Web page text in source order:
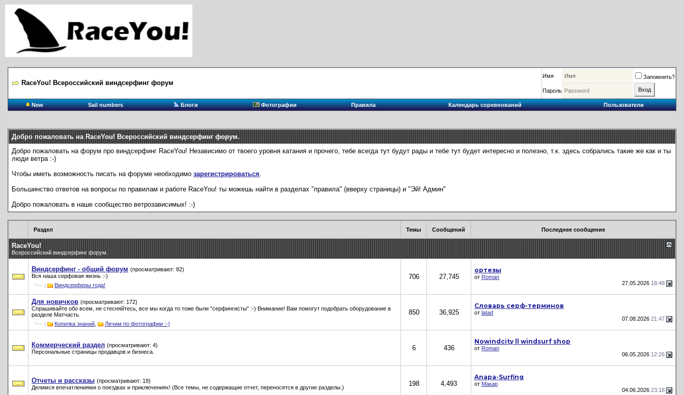
RaceYou! Всероссийский виндсерфинг форум
Имя Запомнить?
Пароль
New Sail numbers Блоги Фотографии Правила Календарь соревнований Пользователи
Добро пожаловать на RaceYou! Всероссийский виндсерфинг форум.
Добро пожаловать на форум про виндсерфинг RaceYou! Независимо от твоего уровня катания и прочего, тебе всегда тут будут рады и тебе тут будет интересно и полезно, т.к. здесь собрались такие же как и ты
люди ветра :-)
Чтобы иметь возможность писать на форуме необходимо зарегистрироваться.
Большинство ответов на вопросы по правилам и работе RaceYou! ты можешь найти в разделах "правила" (вверху страницы) и "Эй! Админ"
Добро пожаловать в наше сообщество ветрозависимых! :-)
Раздел Темы Сообщений Последнее сообщение
RaceYou!
Всероссийский виндсерфинг форум.
Виндсерфинг - общий форум (просматривают: 82)
Вся наша серфовая жизнь :-)
:
Виндсерферы года!
706 27,745
ортезы
от Roman
27.05.2026 18:48
Для новичков (просматривают: 172)
Спрашивайте обо всем, не стесняйтесь, все мы когда то тоже были "серфингисты" :-) Внимание! Вам помогут подобрать оборудование в
разделе Матчасть.
:
Копилка знаний Лечим по фотографии :-)
850 36,925
Словарь серф-терминов
от latad
07.08.2026 21:47
Коммерческий раздел (просматривают: 4)
Персональные страницы продавцов и бизнеса.
6 436
Nowindcity ll windsurf shop
от Roman
06.05.2026 12:26
Отчеты и рассказы (просматривают: 19)
Делимся впечатлениями о поездках и приключениях! (Все темы, не содержащие отчет, переносятся в другие разделы.)
198 4,493
Anapa-Surfing
от Макар
04.06.2026 23:18